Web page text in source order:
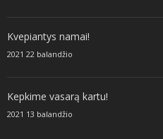
Kvepiantys namai!
2021 22 balandžio
Kepkime vasarą kartu!
2021 13 balandžio